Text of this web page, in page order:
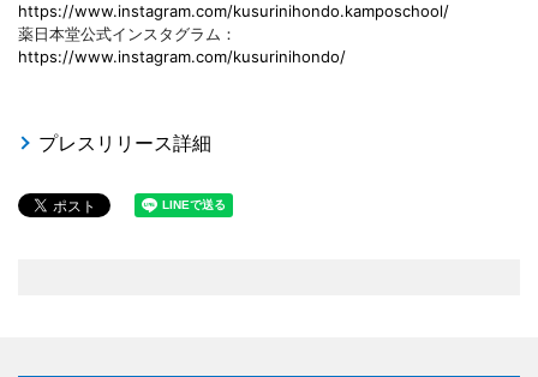
https://www.instagram.com/kusurinihondo.kamposchool/
薬日本堂公式インスタグラム：
https://www.instagram.com/kusurinihondo/
プレスリリース詳細